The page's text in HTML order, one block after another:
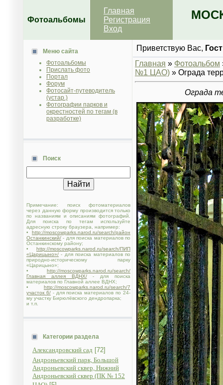
Фотоальбомы
Главная
Регистрация
Вход
Меню сайта
Фотоальбомы
Прислать фото
Портал
Форум
Фотосайт-путеводитель
(устар.)
Фотографии парков и
окрестностей по тегам (в
разработке)
Поиск
Примечание: поиск фотоматериалов
через данную форму производится только
по названиям и описаниям фотографий.
Для поиска по тегам используйте
адресную строку браузера, например:
• http://moscowparks.narod.ru/search/район
Останкинский/ - для поиска материалов по
Останкинскому району;
• http://moscowparks.narod.ru/search/ПИП
«Царицыно»/ - для поиска материалов по
природно-историческому парку
«Царицыно»;
• http://moscowparks.narod.ru/search/
Главная аллея ВДНХ/- для поиска
материалов по Главной аллее ВДНХ;
• http://moscowparks.narod.ru/search/7
участок 6/- для поиска материалов по 24-
му участку Бирюлёвского дендропарка;
и т.п.
Категории раздела
Александровский сад [72]
Андроньевский парк, Большой
Андроньевский сквер, Нижний
Андроньевский сквер (ПК № 152
Приветствую Вас,
Главная » Фотоальбом
№1 ЦАО) » Ограда
Ограда